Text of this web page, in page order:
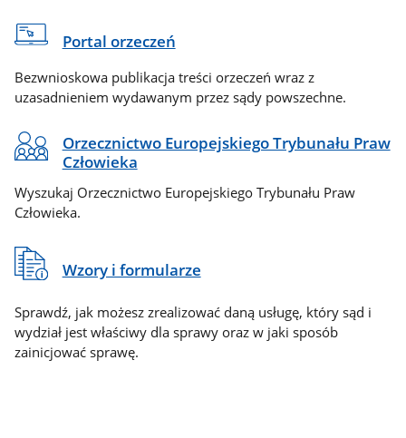
Portal orzeczeń
Bezwnioskowa publikacja treści orzeczeń wraz z
uzasadnieniem wydawanym przez sądy powszechne.
Orzecznictwo Europejskiego Trybunału Praw
Człowieka
Wyszukaj Orzecznictwo Europejskiego Trybunału Praw
Człowieka.
Wzory i formularze
Sprawdź, jak możesz zrealizować daną usługę, który sąd i
wydział jest właściwy dla sprawy oraz w jaki sposób
zainicjować sprawę.